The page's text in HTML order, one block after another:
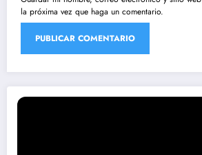
la próxima vez que haga un comentario.